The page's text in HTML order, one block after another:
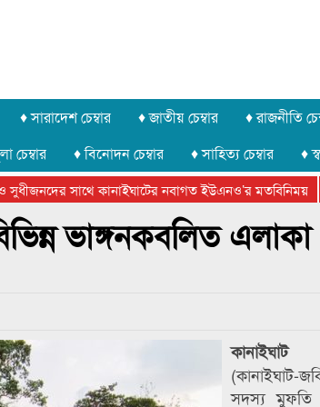
♦ সারাদেশ চেম্বার ♦ জাতীয় চেম্বার ♦ রাজনীতি
চেম্বার ♦ বিনোদন চেম্বার ♦ সাহিত্য চেম্বার ♦
সাথে কানাইঘাটের নবাগত ইউএনও’র মতবিনিময়
ফেডারেশানের বিভাগীয় অভিনয় কর্মশালা সম্পন্ন
ভাঙ্গনকবলিত এলাকা
কানাইঘাট
সদস্য মুফতি